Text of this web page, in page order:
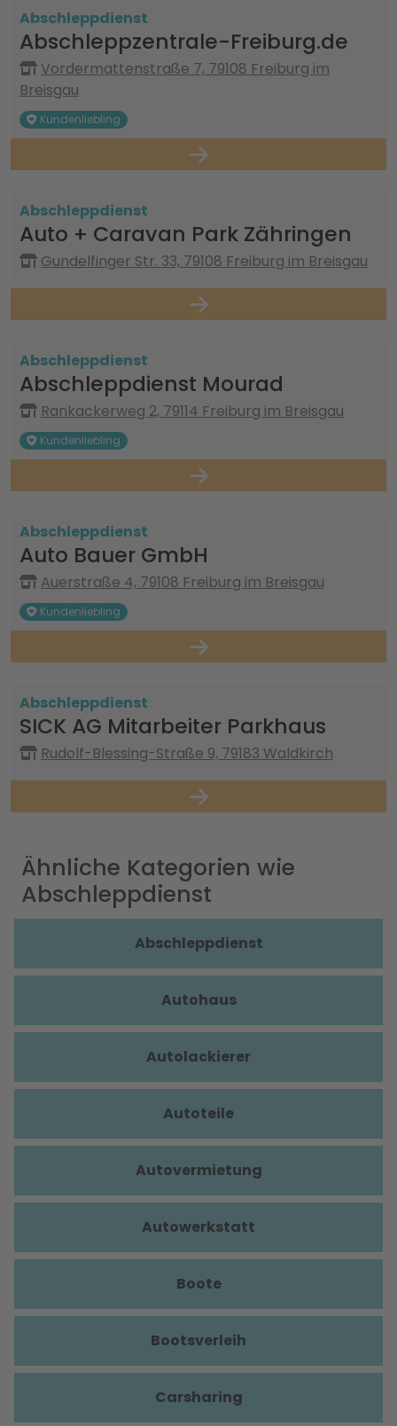
Abschleppdienst
Abschleppzentrale-Freiburg.de
Vordermattenstraße 7, 79108 Freiburg im
Breisgau
Kundenliebling
Abschleppdienst
Auto + Caravan Park Zähringen
Gundelfinger Str. 33, 79108 Freiburg im Breisgau
Abschleppdienst
Abschleppdienst Mourad
Rankackerweg 2, 79114 Freiburg im Breisgau
Kundenliebling
Abschleppdienst
Auto Bauer GmbH
Auerstraße 4, 79108 Freiburg im Breisgau
Kundenliebling
Abschleppdienst
SICK AG Mitarbeiter Parkhaus
Rudolf-Blessing-Straße 9, 79183 Waldkirch
Ähnliche Kategorien wie
Abschleppdienst
Abschleppdienst
Autohaus
Autolackierer
Autoteile
Autovermietung
Autowerkstatt
Boote
Bootsverleih
Carsharing